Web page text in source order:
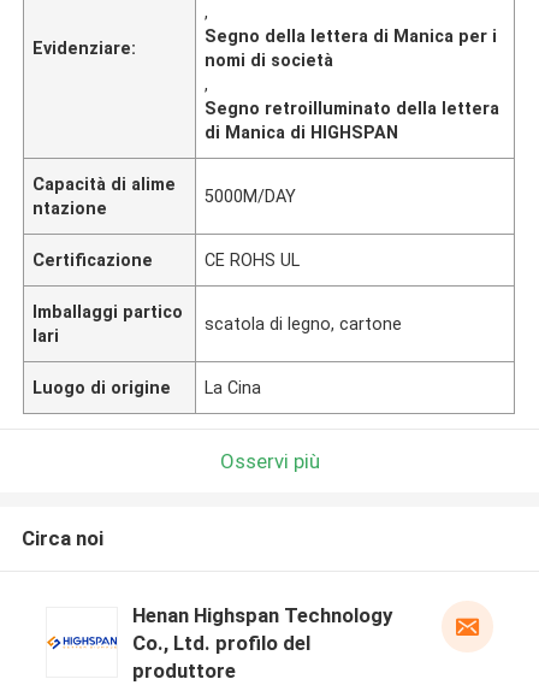
Evidenziare:
,
Segno della lettera di Manica per i
nomi di società
,
Segno retroilluminato della lettera
di Manica di HIGHSPAN
Capacità di alime
ntazione
5000M/DAY
Certificazione CE ROHS UL
Imballaggi partico
lari
scatola di legno, cartone
Luogo di origine La Cina
Osservi più
Circa noi
Henan Highspan Technology
Co., Ltd. profilo del
produttore